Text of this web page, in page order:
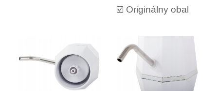
☑️ Originálny obal